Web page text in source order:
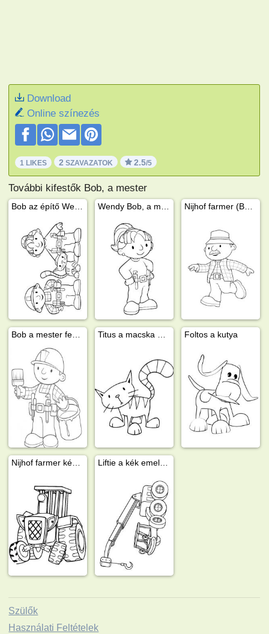
Download
Online színezés
1 LIKES 2 SZAVAZATOK 2.5/5
További kifestők Bob, a mester
Foltos a kutya
Szülők
Használati Feltételek